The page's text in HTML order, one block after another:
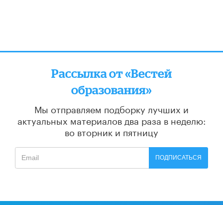
Рассылка от «Вестей
образования»
Мы отправляем подборку лучших и
актуальных материалов два раза в неделю:
во вторник и пятницу
ПОДПИСАТЬСЯ